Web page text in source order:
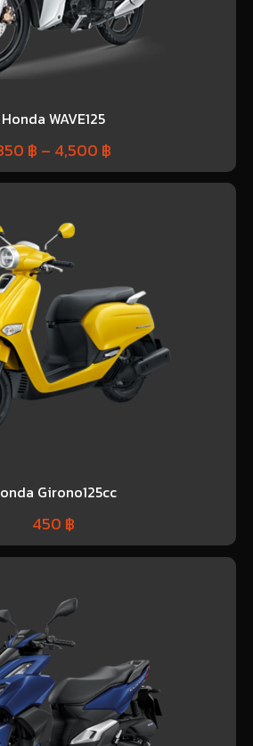
Honda WAVE125
฿ – 4,500 ฿
Girono125cc
450 ฿